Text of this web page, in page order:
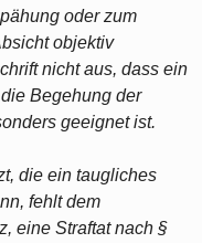
oder zum
objektiv
nicht aus, dass ein
Begehung der
geeignet ist.
die ein taugliches
fehlt dem
eine Straftat nach §